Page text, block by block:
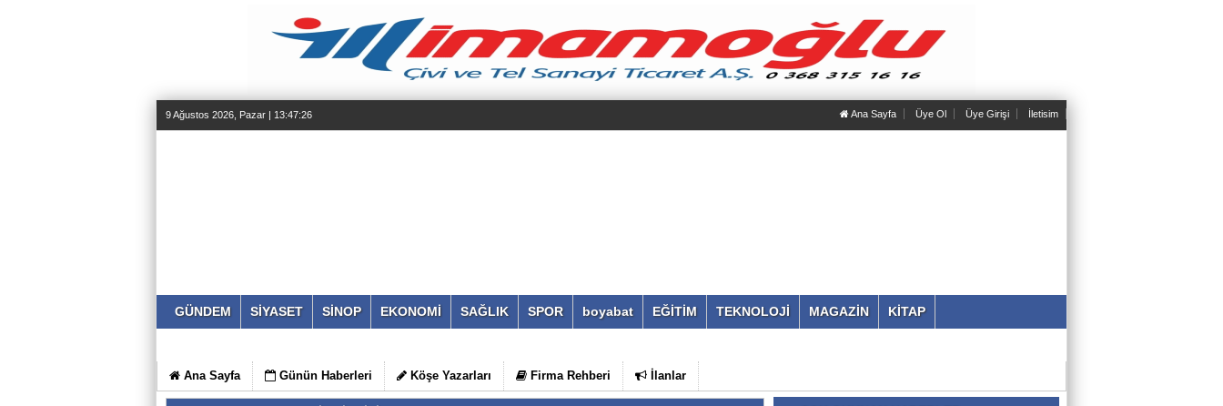
9 Ağustos 2026, Pazar | 13:47:26 Ana Sayfa Üye Ol Üye Girişi İletisim
GÜNDEM SİYASET SİNOP EKONOMİ SAĞLIK SPOR boyabat EĞİTİM TEKNOLOJİ MAGAZİN KİTAP
Ana Sayfa Günün Haberleri Köşe Yazarları Firma Rehberi İlanlar